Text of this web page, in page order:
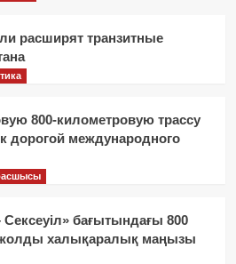
расширят транзитные
800-километровую трассу
дорогой международного
бағытындағы 800
халықаралық маңызы